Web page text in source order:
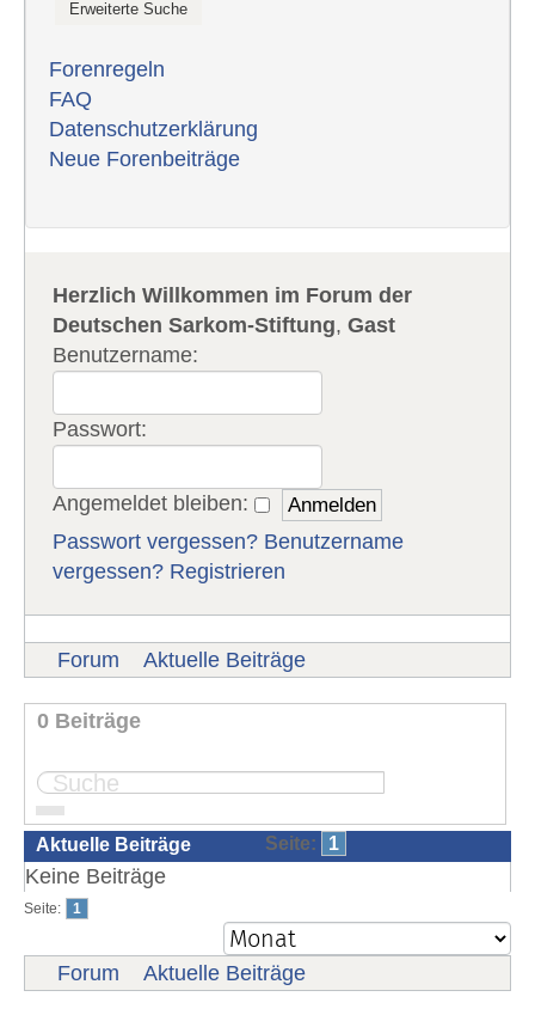
Forenregeln
FAQ
Datenschutzerklärung
Neue Forenbeiträge
Herzlich Willkommen im Forum der
Deutschen Sarkom-Stiftung,Gast
Benutzername:
Passwort:
Angemeldet bleiben:
Passwort vergessen? Benutzername
vergessen? Registrieren
Forum Aktuelle Beiträge
0 Beiträge
Seite: 1
Aktuelle Beiträge
Keine Beiträge
Seite: 1
Forum Aktuelle Beiträge